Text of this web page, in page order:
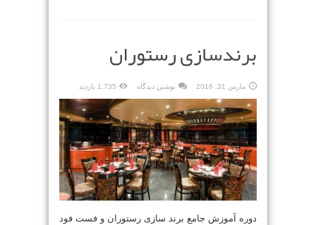
برندسازی رستوران
مارس 31, 2016 نوشتن دیدگاه 1,735 بازدید
دوره آموزش جامع برند سازی رستوران و فست فود